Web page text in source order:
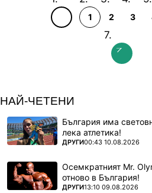
1 2 3
НАЙ-ЧЕТЕНИ
България има
лека атлетика!
ПОВЕЧЕ ОТ
ДРУГИ00:43 10.08.2026
Осемкратният Mr.
отново в България!
ПОВЕЧЕ ОТ
ДРУГИ13:10 09.08.2026